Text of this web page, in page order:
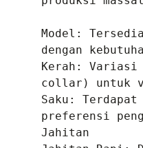
Model:
dengan
Kerah:
collar) untuk
Saku:
preferensi
Jahitan